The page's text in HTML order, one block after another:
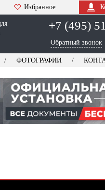
Избранное
+7 (495)
Обратный звонок
ФОТОГРАФИИ